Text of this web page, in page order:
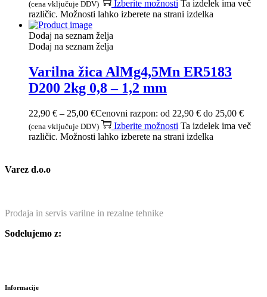
(cena vključuje DDV) Izberite možnosti Ta izdelek ima več
različic. Možnosti lahko izberete na strani izdelka
Dodaj na seznam želja
Dodaj na seznam želja
Varilna žica AlMg4,5Mn ER5183
D200 2kg 0,8 – 1,2 mm
22,90 € – 25,00 €Cenovni razpon: od 22,90 € do 25,00 €
(cena vključuje DDV) Izberite možnosti Ta izdelek ima več
različic. Možnosti lahko izberete na strani izdelka
Varez d.o.o
Prodaja in servis varilne in rezalne tehnike
Sodelujemo z:
Informacije